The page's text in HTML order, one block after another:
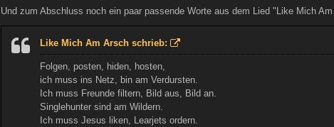
Und zum Abschluss noch ein paar passende Worte aus dem Lied "Like Mich
Like Mich Am Arsch schrieb:
Folgen, posten, hiden, hosten,
ich muss ins Netz, bin am Verdursten.
Ich muss Freunde filtern, Bild aus, Bild an.
Singlehunter sind am Wildern.
Ich muss Jesus liken, Learjets ordern.